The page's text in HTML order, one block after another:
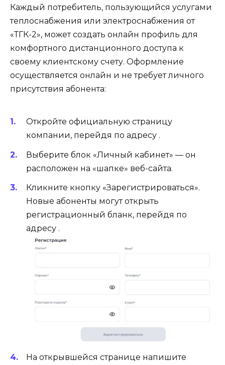
Каждый потребитель, пользующийся услугами
теплоснабжения или электроснабжения от
«ТГК-2», может создать онлайн профиль для
комфортного дистанционного доступа к
своему клиентскому счету. Оформление
осуществляется онлайн и не требует личного
присутствия абонента:
Откройте официальную страницу
компании, перейдя по адресу .
Выберите блок «Личный кабинет» — он
расположен на «шапке» веб-сайта.
Кликните кнопку «Зарегистрироваться».
Новые абоненты могут открыть
регистрационный бланк, перейдя по
адресу .
На открывшейся странице напишите